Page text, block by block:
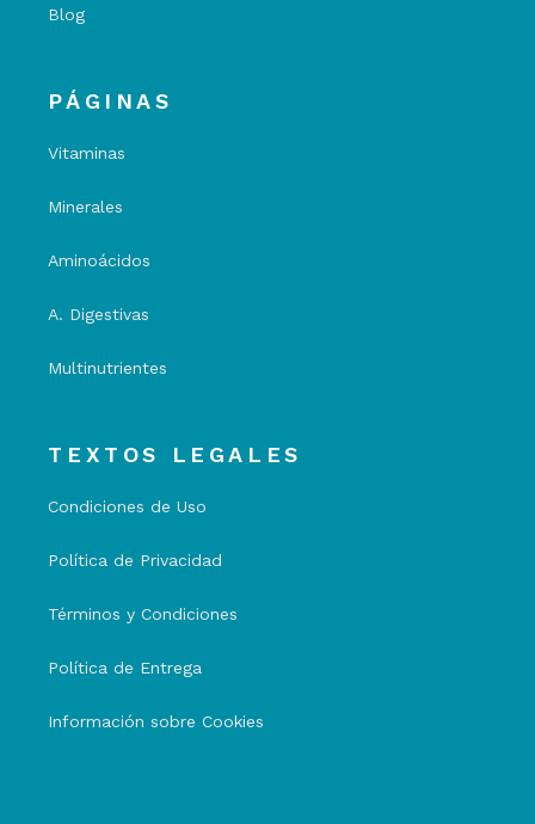
Blog
PÁGINAS
Vitaminas
Minerales
Aminoácidos
A. Digestivas
Multinutrientes
TEXTOS LEGALES
Condiciones de Uso
Política de Privacidad
Términos y Condiciones
Política de Entrega
Información sobre Cookies